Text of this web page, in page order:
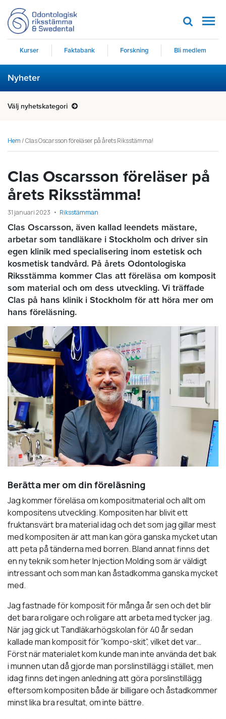
Kurser Faktabank Forskning Bli medlem
Nyheter
Välj nyhetskategori
Hem /Clas Oscarsson föreläser på årets Riksstämma!
Clas Oscarsson föreläser på
årets Riksstämma!
31 januari 2023 Riksstämman
Clas Oscarsson, även kallad leendets mästare,
arbetar som tandläkare i Stockholm och driver sin
egen klinik med specialisering inom estetisk och
kosmetisk tandvård. På årets Odontologiska
Riksstämma kommer Clas att föreläsa om komposit
som material och om dess utveckling. Vi träffade
Clas på hans klinik i Stockholm för att höra mer om
hans föreläsning.
Berätta mer om din föreläsning
Jag kommer föreläsa om kompositmaterial och allt om
kompositens utveckling. Kompositen har blivit ett
fruktansvärt bra material idag och det som jag gillar mest
med kompositen är att man kan göra ganska mycket utan
att peta på tänderna med borren. Bland annat finns det
en ny teknik som heterInjection Moldingsom är väldigt
intressant och som man kan åstadkomma ganska mycket
med.
Jag fastnade för komposit för många år sen och det blir
det bara roligare och roligare att arbeta med tycker jag.
När jag gick ut Tandläkarhögskolan för 40 år sedan
kallade man komposit för ”kompo-skit”, vilket det var…
Först när materialet kom kunde man inte använda det bak
i munnen utan då gjorde man porslinstillägg i stället, men
idag finns det ingen anledning att göra porslinstillägg
eftersom kompositen både är billigare och åstadkommer
minst lika bra resultat, om inte bättre.